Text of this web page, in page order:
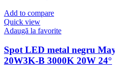
Add to compare
Quick view
Adaugă la favorite
Spot LED metal negru
20W3K-B 3000K 20W 24°